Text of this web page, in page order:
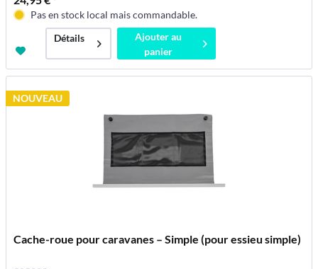
Pas en stock local mais commandable.
Détails
Ajouter au
panier
NOUVEAU
Cache-roue pour caravanes – Simple (pour essieu simple)